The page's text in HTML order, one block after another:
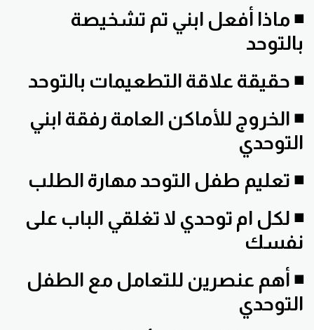
◾ ماذا أفعل ابني تم تشخيصة
بالتوحد
◾ حقيقة علاقة التطعيمات بالتوحد
◾ الخروج للأماكن العامة رفقة ابني
التوحدي
◾ تعليم طفل التوحد مهارة الطلب
◾ لكل ام توحدي لا تغلقي الباب على
نفسك
◾ أهم عنصرين للتعامل مع الطفل
التوحدي